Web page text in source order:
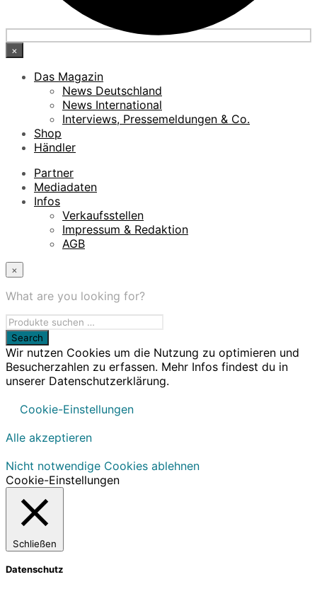
×
Das Magazin
News Deutschland
News International
Interviews, Pressemeldungen & Co.
Shop
Händler
Partner
Mediadaten
Infos
Verkaufsstellen
Impressum & Redaktion
AGB
×
What are you looking for?
Wir nutzen Cookies um die Nutzung zu optimieren und
Besucherzahlen zu erfassen. Mehr Infos findest du in
unserer Datenschutzerklärung.
Cookie-Einstellungen
Alle akzeptieren
Nicht notwendige Cookies ablehnen
Cookie-Einstellungen
Schließen
Datenschutz